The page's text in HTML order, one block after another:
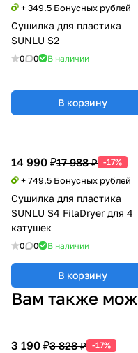
+ 349.5 Бонусных рублей
Сушилка для пластика
SUNLU S2
0 0 В наличии
В корзину
14 990 ₽17 988 ₽ -17%
+ 749.5 Бонусных рублей
Сушилка для пластика
SUNLU S4 FilaDryer для 4
катушек
0 0 В наличии
В корзину
Вам также
3 190 ₽3 828 ₽ -17%